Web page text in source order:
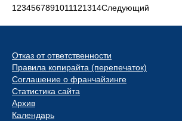
1234567891011121314Следующий
Отказ от ответственности
Правила копирайта (перепечаток)
Соглашение о франчайзинге
Статистика сайта
Архив
Календарь